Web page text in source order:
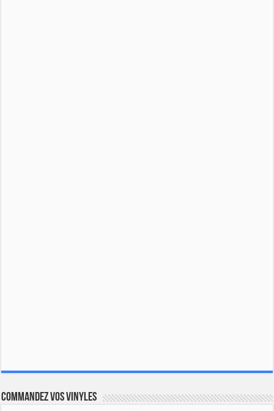
Commandez vos vinyles